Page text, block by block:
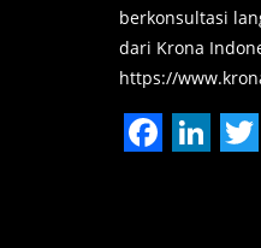
berkonsultasi
dari Krona
https://